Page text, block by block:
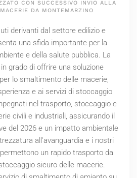
CON SUCCESSIVO INVIO ALLA
DA MONTEMARZINO
derivanti dal settore edilizio e
una sfida importante per la
e della salute pubblica. La
grado di offrire una soluzione
lo smaltimento delle macerie,
e ai servizi di stoccaggio
nel trasporto, stoccaggio e
civili e industriali, assicurando il
del 2026 e un impatto ambientale
all'avanguardia e i nostri
un rapido trasporto da
sicuro delle macerie.